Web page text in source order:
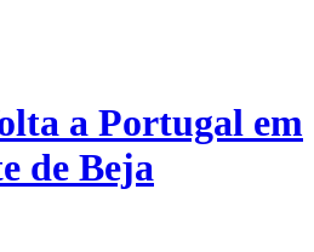
a Portugal em
de Beja